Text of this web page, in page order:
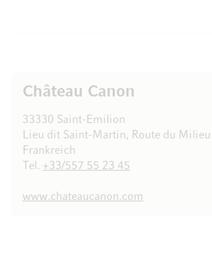
Château Canon
33330 Saint-Emilion
Lieu dit Saint-Martin, Route du Milieu
Frankreich
Tel. +33/557 55 23 45
www.chateaucanon.com